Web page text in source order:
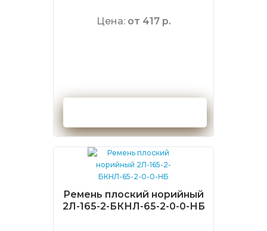
Цена: от 417 р.
Ремень плоский норийный
2Л-165-2-БКНЛ-65-2-0-0-НБ